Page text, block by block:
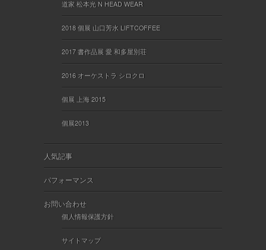
道家 松本光 N HEAD WEAR
2018 個展 山口芳水 LIFTCOFFEE
2017 書作品展 愛 和多屋別荘
2016 オーケストラ シロクロ
個展 上海 2015
個展2013
人気記事
パフォーマンス
お問い合わせ
個人情報保護方針
サイトマップ